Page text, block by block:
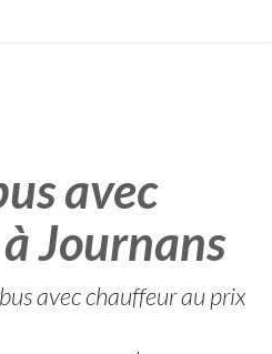
avec
Journans
avec chauffeur au prix